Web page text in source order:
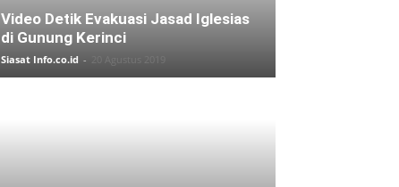
Video Detik Evakuasi Jasad Iglesias
di Gunung Kerinci
Siasat Info.co.id -